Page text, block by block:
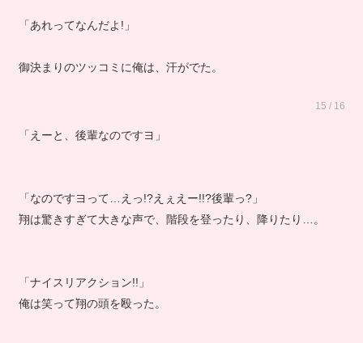
「あれってなんだよ!」
御決まりのツッコミに俺は、汗がでた。
15 / 16
「えーと、後輩なのですヨ」
「なのですヨって…えっ!?えぇえー!!?後輩っ?」
翔は驚きすぎて大きな声で、階段を登ったり、降りたり…。
「ナイスリアクション!!」
俺は笑って翔の頭を殴った。